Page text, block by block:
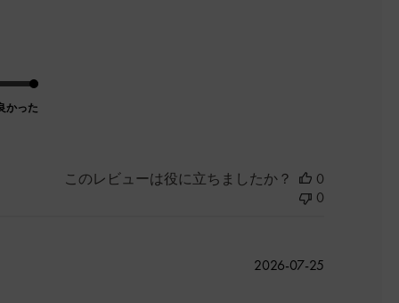
かった
このレビューは役に立ちましたか？
0
0
公
2026-07-25